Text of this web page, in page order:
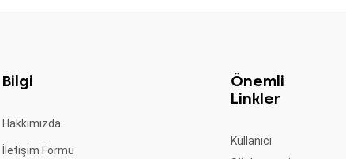
Bilgi
Hakkımızda
İletişim Formu
Önemli
Linkler
Kullanıcı